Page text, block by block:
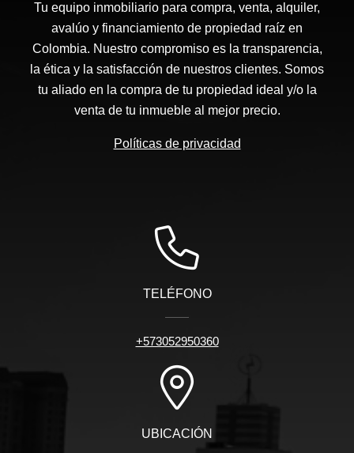
Tu equipo inmobiliario para compra, venta, alquiler,
avalúo y financiamiento de propiedad raíz en
Colombia. Nuestro compromiso es la transparencia,
la ética y la satisfacción de nuestros clientes. Somos
tu aliado en la compra de tu propiedad ideal y/o la
venta de tu inmueble al mejor precio.
Políticas de privacidad
TELÉFONO
+573052950360
UBICACIÓN